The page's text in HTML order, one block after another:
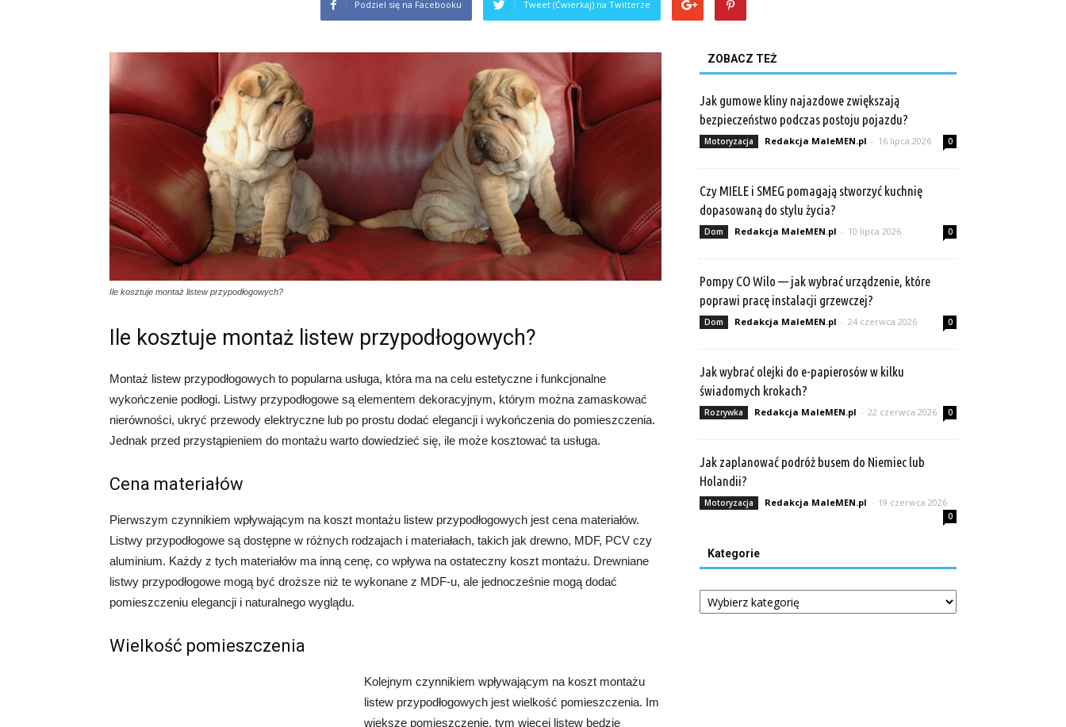
Podziel się na Facebooku Tweet (Ćwierkaj) na Twitterze
Ile kosztuje montaż listew przypodłogowych?
Ile kosztuje montaż listew przypodłogowych?
Montaż listew przypodłogowych to popularna usługa, która ma na celu estetyczne i funkcjonalne
wykończenie podłogi. Listwy przypodłogowe są elementem dekoracyjnym, którym można zamaskować
nierówności, ukryć przewody elektryczne lub po prostu dodać elegancji i wykończenia do pomieszczenia.
Jednak przed przystąpieniem do montażu warto dowiedzieć się, ile może kosztować ta usługa.
Cena materiałów
Pierwszym czynnikiem wpływającym na koszt montażu listew przypodłogowych jest cena materiałów.
Listwy przypodłogowe są dostępne w różnych rodzajach i materiałach, takich jak drewno, MDF, PCV czy
aluminium. Każdy z tych materiałów ma inną cenę, co wpływa na ostateczny koszt montażu. Drewniane
listwy przypodłogowe mogą być droższe niż te wykonane z MDF-u, ale jednocześnie mogą dodać
pomieszczeniu elegancji i naturalnego wyglądu.
Wielkość pomieszczenia
Kolejnym czynnikiem wpływającym na koszt montażu
listew przypodłogowych jest wielkość pomieszczenia. Im
większe pomieszczenie, tym więcej listew będzie
ZOBACZ TEŻ
Jak gumowe kliny najazdowe zwiększają
bezpieczeństwo podczas postoju pojazdu?
Motoryzacja Redakcja MaleMEN.pl - 16 lipca 2026 0
Czy MIELE i SMEG pomagają stworzyć kuchnię
dopasowaną do stylu życia?
Dom Redakcja MaleMEN.pl - 10 lipca 2026 0
Pompy CO Wilo — jak wybrać urządzenie, które
poprawi pracę instalacji grzewczej?
Dom Redakcja MaleMEN.pl - 24 czerwca 2026 0
Jak wybrać olejki do e-papierosów w kilku
świadomych krokach?
Rozrywka Redakcja MaleMEN.pl - 22 czerwca 2026 0
Jak zaplanować podróż busem do Niemiec lub
Holandii?
Motoryzacja Redakcja MaleMEN.pl - 19 czerwca 2026
0
Kategorie
Kategorie